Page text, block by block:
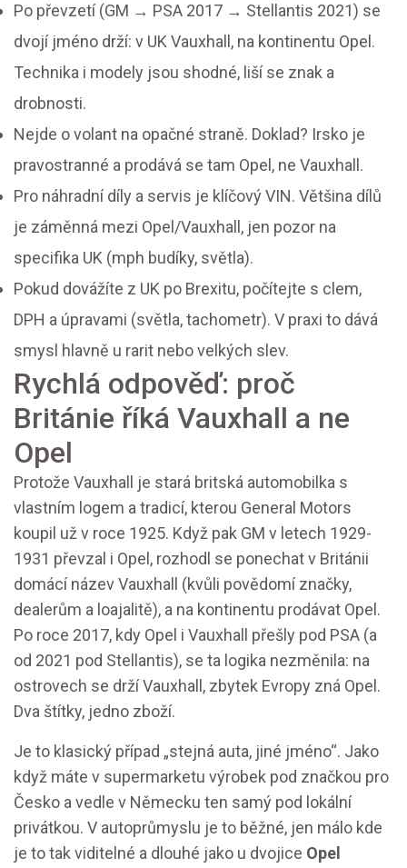
Po převzetí (GM → PSA 2017 → Stellantis 2021) se
dvojí jméno drží: v UK Vauxhall, na kontinentu Opel.
Technika i modely jsou shodné, liší se znak a
drobnosti.
Nejde o volant na opačné straně. Doklad? Irsko je
pravostranné a prodává se tam Opel, ne Vauxhall.
Pro náhradní díly a servis je klíčový VIN. Většina dílů
je záměnná mezi Opel/Vauxhall, jen pozor na
specifika UK (mph budíky, světla).
Pokud dovážíte z UK po Brexitu, počítejte s clem,
DPH a úpravami (světla, tachometr). V praxi to dává
smysl hlavně u rarit nebo velkých slev.
Rychlá odpověď: proč
Británie říká Vauxhall a ne
Opel
Protože Vauxhall je stará britská automobilka s
vlastním logem a tradicí, kterou General Motors
koupil už v roce 1925. Když pak GM v letech 1929-
1931 převzal i Opel, rozhodl se ponechat v Británii
domácí název Vauxhall (kvůli povědomí značky,
dealerům a loajalitě), a na kontinentu prodávat Opel.
Po roce 2017, kdy Opel i Vauxhall přešly pod PSA (a
od 2021 pod Stellantis), se ta logika nezměnila: na
ostrovech se drží Vauxhall, zbytek Evropy zná Opel.
Dva štítky, jedno zboží.
Je to klasický případ „stejná auta, jiné jméno“. Jako
když máte v supermarketu výrobek pod značkou pro
Česko a vedle v Německu ten samý pod lokální
privátkou. V autoprůmyslu je to běžné, jen málo kde
je to tak viditelné a dlouhé jako u dvojice Opel